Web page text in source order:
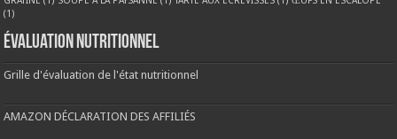
(1)
Évaluation nutritionnel
Grille d'évaluation de l'état nutritionnel
AMAZON DÉCLARATION DES AFFILIÉS